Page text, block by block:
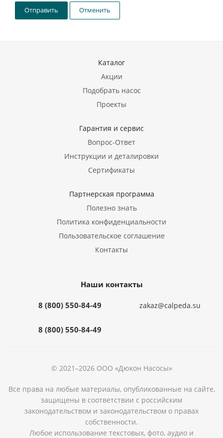
Отправить Отменить
Каталог
Акции
Подобрать насос
Проекты
Гарантия и сервис
Вопрос-Ответ
Инструкции и деталировки
Сертификаты
Партнерская программа
Полезно знать
Политика конфиденциальности
Пользовательское соглашение
Контакты
Наши контакты
8 (800) 550-84-49
8 (800) 550-84-49
zakaz@calpeda.su
© 2021–2026 ООО «Дюкон Насосы»
Все права на любые материалы, опубликованные на сайте,
защищены в соответствии с российским
законодательством и законодательством о правах
собственности.
Любое использование текстовых, фото, аудио и